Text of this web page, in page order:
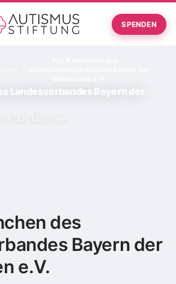
SPENDEN
Landesverbandes Bayern der
81476 München
des
Bayern der
e.V.